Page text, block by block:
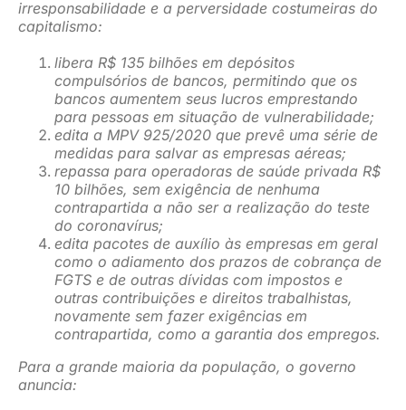
irresponsabilidade e a perversidade costumeiras do
capitalismo:
libera R$ 135 bilhões em depósitos
compulsórios de bancos, permitindo que os
bancos aumentem seus lucros emprestando
para pessoas em situação de vulnerabilidade;
edita a MPV 925/2020 que prevê uma série de
medidas para salvar as empresas aéreas;
repassa para operadoras de saúde privada R$
10 bilhões, sem exigência de nenhuma
contrapartida a não ser a realização do teste
do coronavírus;
edita pacotes de auxílio às empresas em geral
como o adiamento dos prazos de cobrança de
FGTS e de outras dívidas com impostos e
outras contribuições e direitos trabalhistas,
novamente sem fazer exigências em
contrapartida, como a garantia dos empregos.
Para a grande maioria da população, o governo
anuncia: